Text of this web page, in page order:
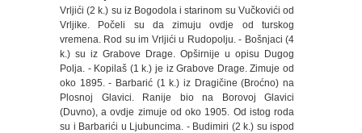
Vrljići (2 k.) su iz Bogodola i starinom su Vučkovići od
Vrljike. Počeli su da zimuju ovdje od turskog
vremena. Rod su im Vrljići u Rudopolju. - Bošnjaci (4
k.) su iz Grabove Drage. Opširnije u opisu Dugog
Polja. - Kopilaš (1 k.) je iz Grabove Drage. Zimuje od
oko 1895. - Barbarić (1 k.) iz Dragičine (Broćno) na
Plosnoj Glavici. Ranije bio na Borovoj Glavici
(Duvno), a ovdje zimuje od oko 1905. Od istog roda
su i Barbarići u Ljubuncima. - Budimiri (2 k.) su ispod